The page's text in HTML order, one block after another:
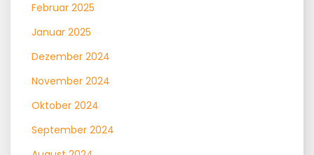
Februar 2025
Januar 2025
Dezember 2024
November 2024
Oktober 2024
September 2024